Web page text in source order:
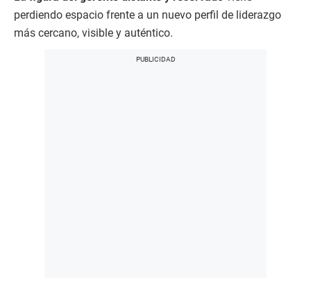
perdiendo espacio frente a un nuevo perfil de liderazgo
más cercano, visible y auténtico.